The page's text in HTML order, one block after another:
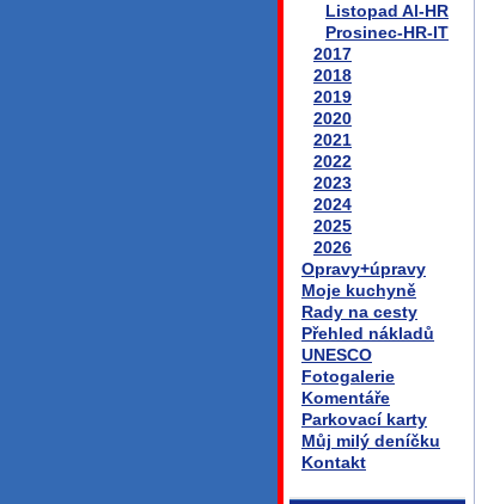
Listopad Al-HR
Prosinec-HR-IT
2017
2018
2019
2020
2021
2022
2023
2024
2025
2026
Opravy+úpravy
Moje kuchyně
Rady na cesty
Přehled nákladů
UNESCO
Fotogalerie
Komentáře
Parkovací karty
Můj milý deníčku
Kontakt